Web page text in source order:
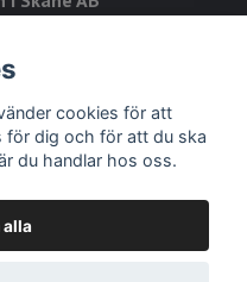
8832cookies för att
för dig och för att du ska
du handlar hos oss.
alla